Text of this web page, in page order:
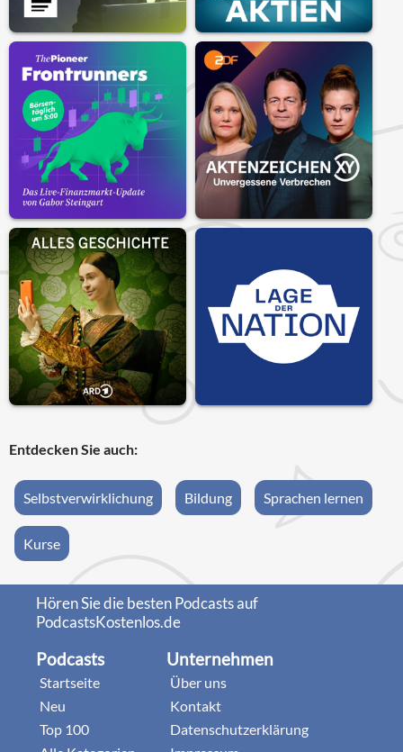
Entdecken Sie auch:
Selbstverwirklichung Bildung Sprachen lernen
Kurse
Hören Sie die besten Podcasts auf
PodcastsKostenlos.de
Podcasts
Startseite
Neu
Top 100
Unternehmen
Über uns
Kontakt
Datenschutzerklärung